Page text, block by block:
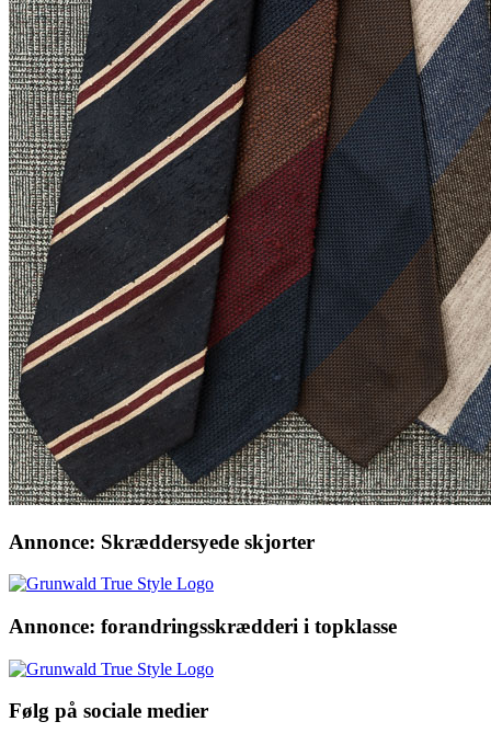
Annonce: Skræddersyede skjorter
Annonce: forandringsskrædderi i topklasse
Følg på sociale medier